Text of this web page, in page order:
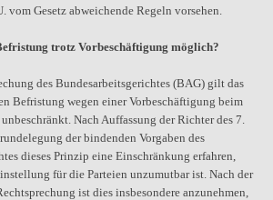
vom Gesetz abweichende Regeln vorsehen.
trotz Vorbeschäftigung möglich?
des Bundesarbeitsgerichtes (BAG) gilt das
Befristung wegen einer Vorbeschäftigung beim
Nach Auffassung der Richter des 7.
der bindenden Vorgaben des
dieses Prinzip eine Einschränkung erfahren,
für die Parteien unzumutbar ist. Nach der
ist dies insbesondere anzunehmen,